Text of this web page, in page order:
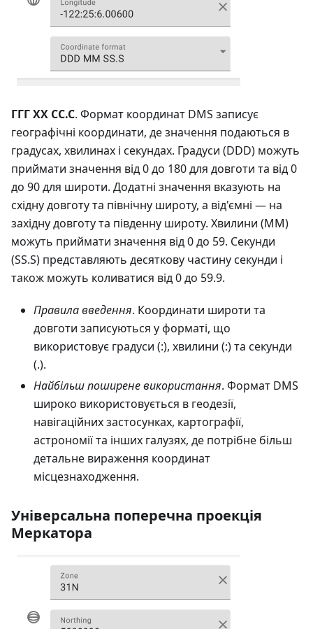
ГГГ ХХ СС.С. Формат координат DMS записує
географічні координати, де значення подаються в
градусах, хвилинах і секундах. Градуси (DDD) можуть
приймати значення від 0 до 180 для довготи та від 0
до 90 для широти. Додатні значення вказують на
східну довготу та північну широту, а від'ємні — на
західну довготу та південну широту. Хвилини (MM)
можуть приймати значення від 0 до 59. Секунди
(SS.S) представляють десяткову частину секунди і
також можуть коливатися від 0 до 59.9.
Правила введення. Координати широти та
довготи записуються у форматі, що
використовує градуси (:), хвилини (:) та секунди
(.).
Найбільш поширене використання. Формат DMS
широко використовується в геодезії,
навігаційних застосунках, картографії,
астрономії та інших галузях, де потрібне більш
детальне вираження координат
місцезнаходження.
Універсальна поперечна проекція
Меркатора